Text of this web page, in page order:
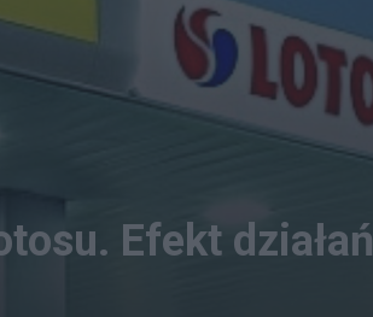
Efekt działań